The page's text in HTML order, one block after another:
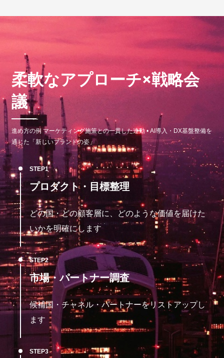
柔軟なアプローチ×戦略会
議
進め方の例 マーケティング施策との一貫した連動 • AI導入・DX基盤整備を
通じた「新しいブランドの姿」
STEP
プロダクト・目標整理
どの国・どの顧客層に、どのような価値を届けた
いかを明確にします
STEP
市場・パートナー調査
候補国・チャネル・パートナーをリストアップし
ます
STEP